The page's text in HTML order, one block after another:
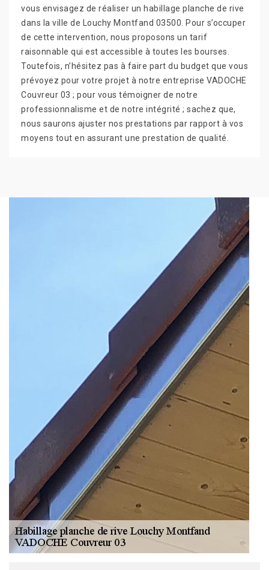
vous envisagez de réaliser un habillage planche de rive
dans la ville de Louchy Montfand 03500. Pour s’occuper
de cette intervention, nous proposons un tarif
raisonnable qui est accessible à toutes les bourses.
Toutefois, n’hésitez pas à faire part du budget que vous
prévoyez pour votre projet à notre entreprise VADOCHE
Couvreur 03 ; pour vous témoigner de notre
professionnalisme et de notre intégrité ; sachez que,
nous saurons ajuster nos prestations par rapport à vos
moyens tout en assurant une prestation de qualité.